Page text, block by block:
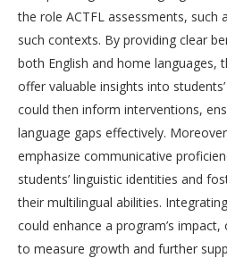
the role ACTFL assessments, such
such contexts. By providing clear
both English and home languages,
offer valuable insights into
could then inform interventions,
language gaps effectively.
emphasize communicative
students’ linguistic identities and
their multilingual abilities.
could enhance a program’s
to measure growth and further